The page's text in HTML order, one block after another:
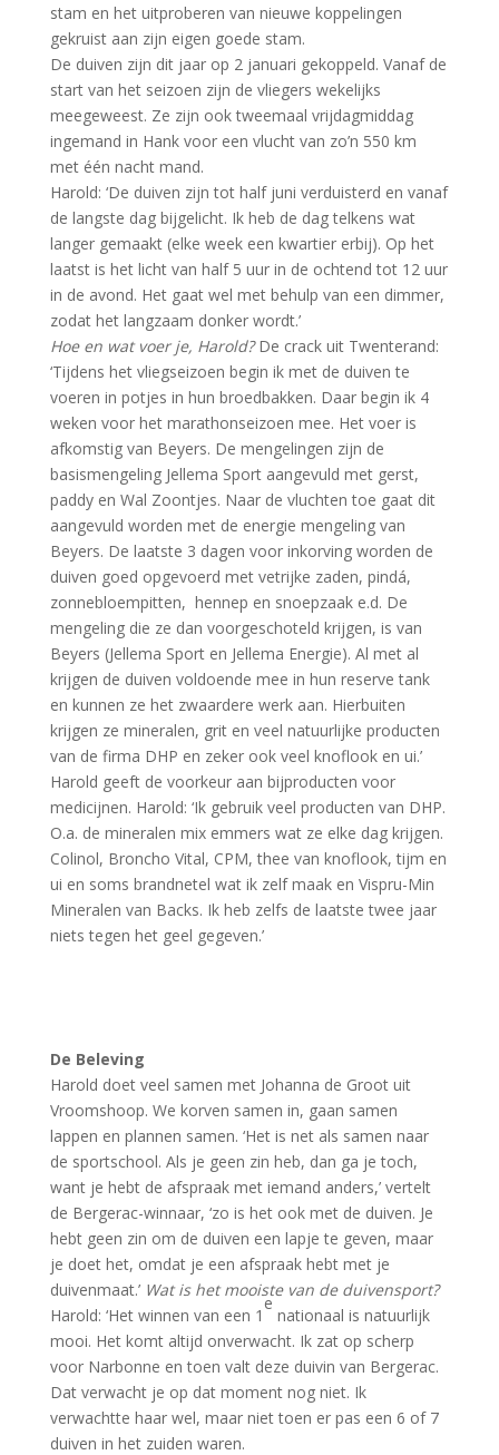
stam en het uitproberen van nieuwe koppelingen
gekruist aan zijn eigen goede stam.
De duiven zijn dit jaar op 2 januari gekoppeld. Vanaf de
start van het seizoen zijn de vliegers wekelijks
meegeweest. Ze zijn ook tweemaal vrijdagmiddag
ingemand in Hank voor een vlucht van zo’n 550 km
met één nacht mand.
Harold: ‘De duiven zijn tot half juni verduisterd en vanaf
de langste dag bijgelicht. Ik heb de dag telkens wat
langer gemaakt (elke week een kwartier erbij). Op het
laatst is het licht van half 5 uur in de ochtend tot 12 uur
in de avond. Het gaat wel met behulp van een dimmer,
zodat het langzaam donker wordt.’
Hoe en wat voer je, Harold?De crack uit Twenterand:
‘Tijdens het vliegseizoen begin ik met de duiven te
voeren in potjes in hun broedbakken. Daar begin ik 4
weken voor het marathonseizoen mee. Het voer is
afkomstig van Beyers. De mengelingen zijn de
basismengeling Jellema Sport aangevuld met gerst,
paddy en Wal Zoontjes. Naar de vluchten toe gaat dit
aangevuld worden met de energie mengeling van
Beyers. De laatste 3 dagen voor inkorving worden de
duiven goed opgevoerd met vetrijke zaden, pindá,
zonnebloempitten, hennep en snoepzaak e.d. De
mengeling die ze dan voorgeschoteld krijgen, is van
Beyers (Jellema Sport en Jellema Energie). Al met al
krijgen de duiven voldoende mee in hun reserve tank
en kunnen ze het zwaardere werk aan. Hierbuiten
krijgen ze mineralen, grit en veel natuurlijke producten
van de firma DHP en zeker ook veel knoflook en ui.’
Harold geeft de voorkeur aan bijproducten voor
medicijnen. Harold: ‘Ik gebruik veel producten van DHP.
O.a. de mineralen mix emmers wat ze elke dag krijgen.
Colinol, Broncho Vital, CPM, thee van knoflook, tijm en
ui en soms brandnetel wat ik zelf maak en Vispru-Min
Mineralen van Backs. Ik heb zelfs de laatste twee jaar
niets tegen het geel gegeven.’
De Beleving
Harold doet veel samen met Johanna de Groot uit
Vroomshoop. We korven samen in, gaan samen
lappen en plannen samen. ‘Het is net als samen naar
de sportschool. Als je geen zin heb, dan ga je toch,
want je hebt de afspraak met iemand anders,’ vertelt
de Bergerac-winnaar, ‘zo is het ook met de duiven. Je
hebt geen zin om de duiven een lapje te geven, maar
je doet het, omdat je een afspraak hebt met je
duivenmaat.’ Wat is het mooiste van de duivensport?
Harold: ‘Het winnen van een 1
e
nationaal is natuurlijk
mooi. Het komt altijd onverwacht. Ik zat op scherp
voor Narbonne en toen valt deze duivin van Bergerac.
Dat verwacht je op dat moment nog niet. Ik
verwachtte haar wel, maar niet toen er pas een 6 of 7
duiven in het zuiden waren.